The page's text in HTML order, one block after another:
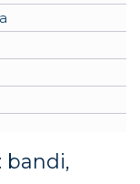
bandi,